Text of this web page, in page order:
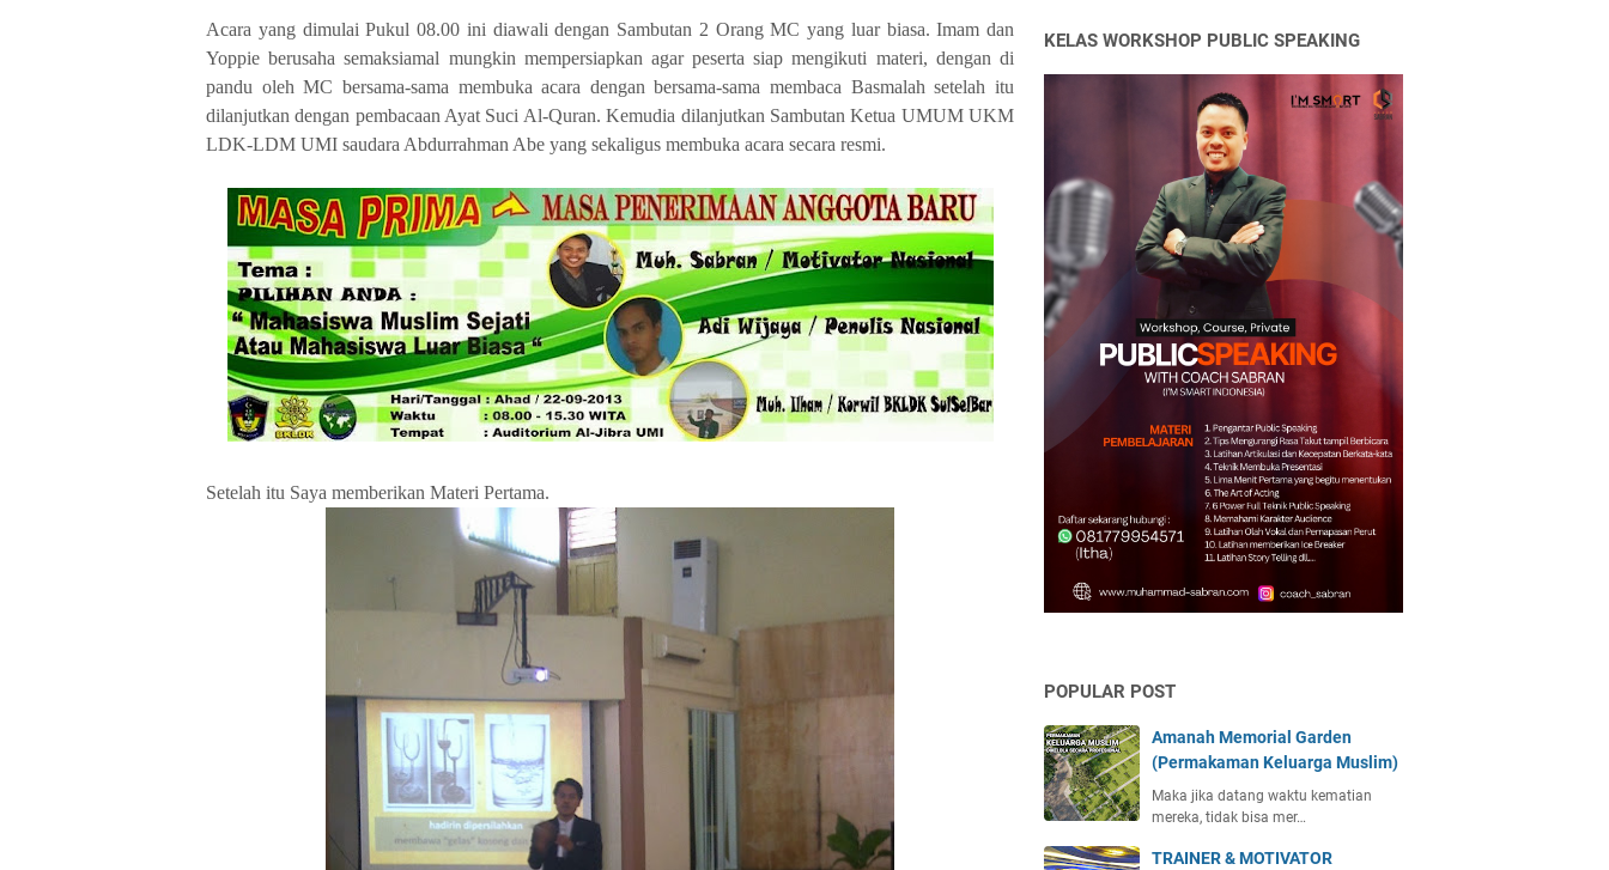
Acara yang dimulai Pukul 08.00 ini diawali dengan Sambutan 2 Orang MC yang luar biasa. Imam dan
Yoppie berusaha semaksiamal mungkin mempersiapkan agar peserta siap mengikuti materi, dengan di
pandu oleh MC bersama-sama membuka acara dengan bersama-sama membaca Basmalah setelah itu
dilanjutkan dengan pembacaan Ayat Suci Al-Quran. Kemudia dilanjutkan Sambutan Ketua UMUM UKM
LDK-LDM UMI saudara Abdurrahman Abe yang sekaligus membuka acara secara resmi.
Setelah itu Saya memberikan Materi Pertama.
KELAS WORKSHOP PUBLIC SPEAKING
POPULAR POST
Amanah Memorial Garden
(Permakaman Keluarga Muslim)
Maka jika datang waktu kematian
mereka, tidak bisa mer…
TRAINER & MOTIVATOR